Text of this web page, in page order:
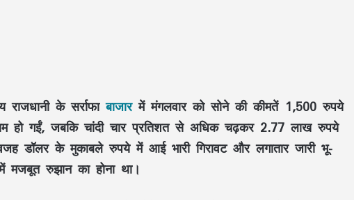
के सर्राफाबाजारमें मंगलवार को सोने की कीमतें 1,500 रुपये
हो गईं, जबकि चांदी चार प्रतिशत से अधिक चढ़कर 2.77 लाख रुपये
डॉलर के मुकाबले रुपये में आई भारी गिरावट और लगातार जारी भू-
मजबूत रुझान का होना था।